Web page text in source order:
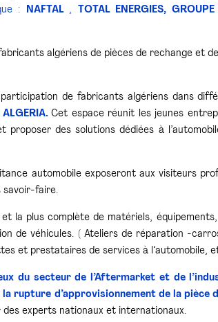
: NAFTAL ,
TOTAL ENERGIES,
algériens de pièces de rechange et
de fabricants algériens dans
Cet espace réunit les jeunes
des solutions dédiées à
automobile exposeront aux visiteurs
savoir-faire.
la plus complète de matériels,
de véhicules. ( Ateliers de réparation -
et prestataires de services à l’automobile,
du secteur de l’Aftermarket et de
rupture d’approvisionnement de la pièce
experts nationaux et internationaux.